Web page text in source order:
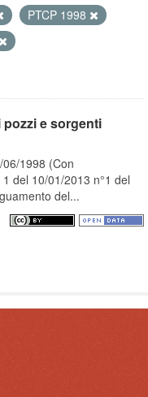
PTCP 1998
pozzi e sorgenti
1998 (Con
del 10/01/2013 n°1 del
del...